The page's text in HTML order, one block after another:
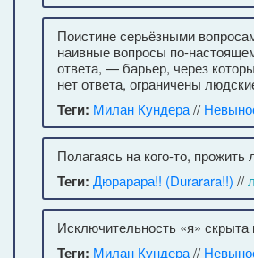
Поистине серьёзными
наивные вопросы по-
ответа, — барьер, через
нет ответа, ограничены
Теги: Милан Кундера//
Полагаясь на кого-то, прожить
Теги: Дюрарара!! (Durarara!!) //
Исключительность «я» скрыта
Теги: Милан Кундера//